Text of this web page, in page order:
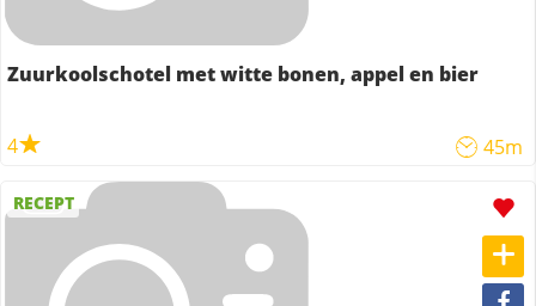
Zuurkoolschotel met witte bonen, appel en bier
4 45m
RECEPT